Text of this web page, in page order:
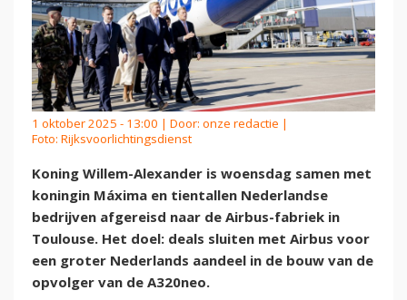
1 oktober 2025 - 13:00 | Door: onze redactie |
Foto: Rijksvoorlichtingsdienst
Koning Willem-Alexander is woensdag samen met
koningin Máxima en tientallen Nederlandse
bedrijven afgereisd naar de Airbus-fabriek in
Toulouse. Het doel: deals sluiten met Airbus voor
een groter Nederlands aandeel in de bouw van de
opvolger van de A320neo.